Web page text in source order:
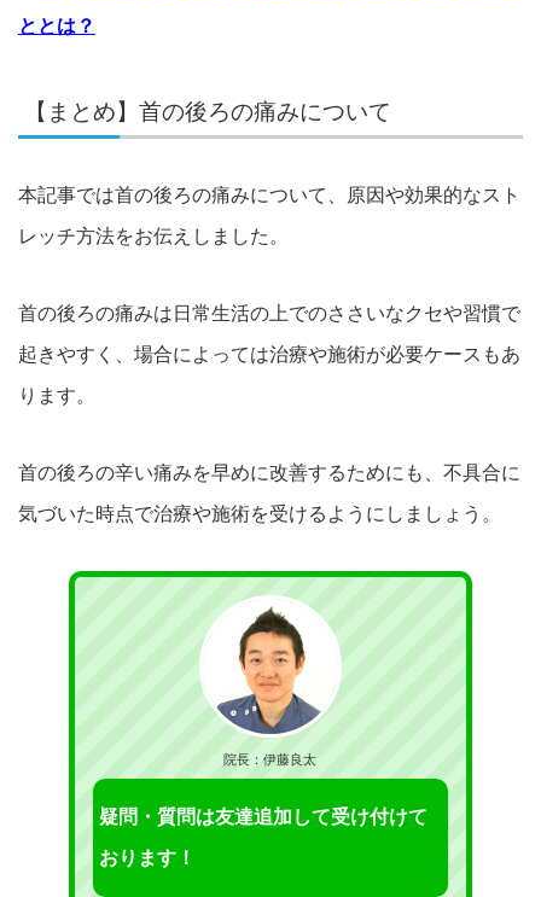
ととは？
【まとめ】首の後ろの痛みについて
本記事では首の後ろの痛みについて、
原因や効果的なスト
レッチ方法をお伝えしました。
首の後ろの痛みは日常生活の上でのささいなクセや習慣で
起きやすく、場合によっては治療や施術が必要ケースもあ
ります。
首の後ろの辛い痛みを早めに改善するためにも、 不具合に
気づいた時点で治療や施術を受けるようにしましょう 。
院長：伊藤良太
疑問・質問は友達追加して受け付けて
おります！